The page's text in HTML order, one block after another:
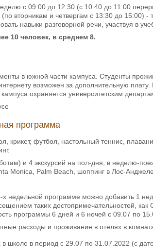
с 09:00 до 12:30 (с 10:40 до 11:00
вторникам и четвергам с 13:30 до 15:00) -
навыки разговорной речи, участвуя в
10 человек, в среднем 8.
в южной части кампуса. Студенты
возможен за дополнительную
охраняется университетским
программа
крикет, футбол, настольный теннис,
и 4 экскурсий на пол-дня, в неделю-
Monica, Palm Beach, шоппинг в Лос-
х недельной программе можно добавить 1
таких достопримечательностей,
программы 6 дней и 6 ночей с 09.07 по
расходы и проживание в отелях в
школе в период с 29.07 по 31.07.2022 (с